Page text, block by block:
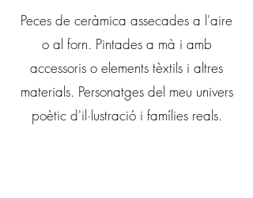
Peces de ceràmica assecades a l'aire
o al forn. Pintades a mà i amb
accessoris o elements tèxtils i altres
materials. Personatges del meu univers
poètic d'il·lustració i famílies reals.